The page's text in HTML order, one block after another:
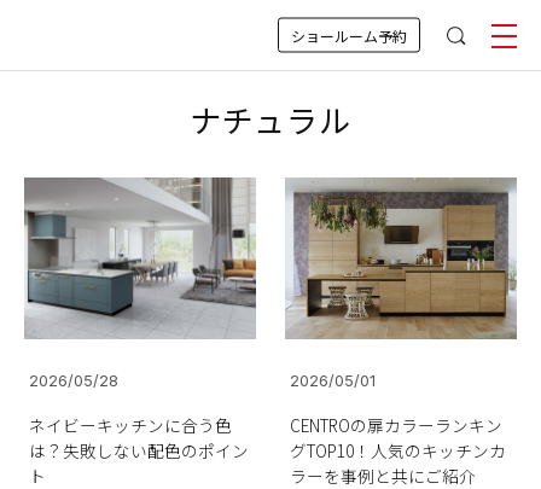
ショールーム予約
ナチュラル
2026/05/28
ネイビーキッチンに合う色
は？失敗しない配色のポイン
ト
2026/05/01
CENTROの扉カラーランキン
グTOP10！人気のキッチンカ
ラーを事例と共にご紹介